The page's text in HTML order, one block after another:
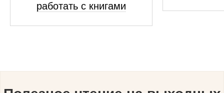
работать с книгами